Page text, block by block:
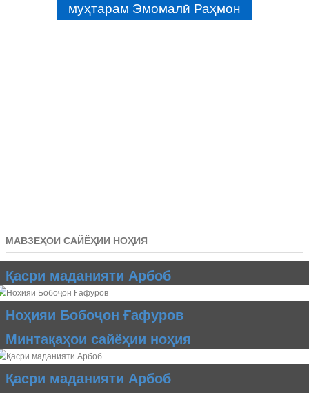
муҳтарам Эмомалӣ Раҳмон
МАВЗЕҲОИ САЙЁҲИИ НОҲИЯ
Қасри маданияти Арбоб
Ноҳияи Бобоҷон Ғафуров
Минтақаҳои сайёҳии ноҳия
Қасри маданияти Арбоб